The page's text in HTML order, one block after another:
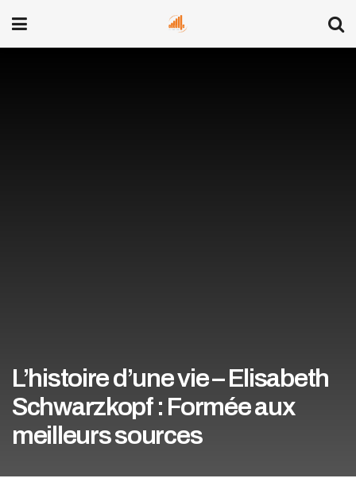
L’histoire d’une vie – Elisabeth
Schwarzkopf : Formée aux
meilleurs sources